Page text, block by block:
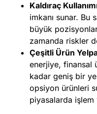
Kaldıraç
imkanı sunar. Bu
büyük
zamanda riskler
Çeşitli Ürün
enerjiye, finansal
kadar geniş bir
opsiyon ürünleri
piyasalarda işlem